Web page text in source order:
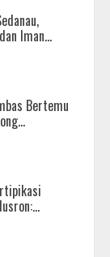
Iman
Bertemu